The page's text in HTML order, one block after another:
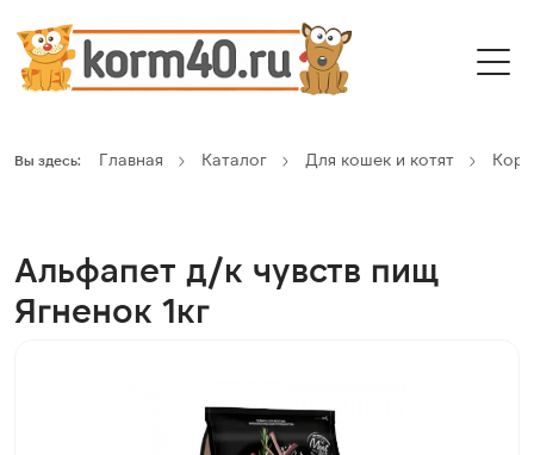
Вы здесь: Главная Каталог Для кошек и котят
Альфапет д/к чувств пищ
Ягненок 1кг